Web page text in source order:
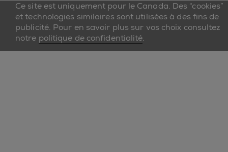
Ce site est uniquement pour le Canada. Des “cookies”
et technologies similaires sont utilisées à des fins de
publicité. Pour en savoir plus sur vos choix consultez
notre politique de confidentialité.